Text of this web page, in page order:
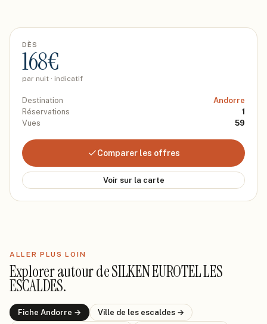
DÈS
168€
par nuit · indicatif
Destination
Andorre
Réservations
1
Vues
59
Comparer les offres
Voir sur la carte
ALLER PLUS LOIN
Explorer autour deSILKEN EUROTEL LES
ESCALDES.
Fiche Andorre → Ville de les escaldes →